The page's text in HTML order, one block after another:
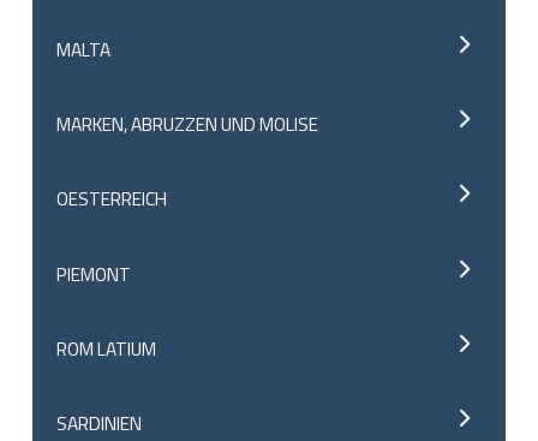
MALTA
MARKEN, ABRUZZEN UND MOLISE
OESTERREICH
PIEMONT
ROM LATIUM
SARDINIEN